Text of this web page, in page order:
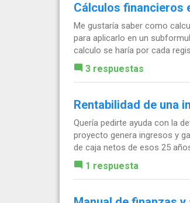
Cálculos financieros
Me gustaría saber como
para aplicarlo en un
calculo se haría por cada
3 respuestas
Rentabilidad de una
Quería pedirte ayuda con la
proyecto genera ingresos y
de caja netos de esos 25
1 respuesta